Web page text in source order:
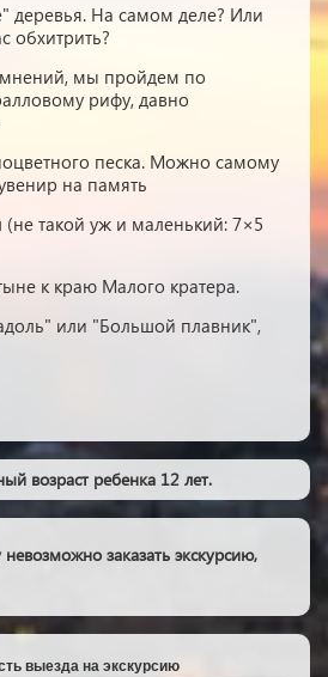
деревья. На самом деле? Или
обхитрить?
мы пройдем по
рифу, давно
песка. Можно самому
на память
такой уж и маленький: 7×5
к краю Малого кратера.
или "Большой плавник",
возраст ребенка 12 лет.
заказать экскурсию,
выезда на экскурсию